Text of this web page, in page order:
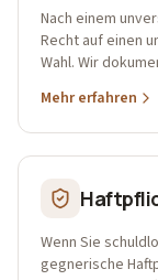
Nach einem
Recht auf einen
Wahl. Wir
Ansprüche
Hamburg,
Mehr erfahren
Wenn Sie
gegnerische